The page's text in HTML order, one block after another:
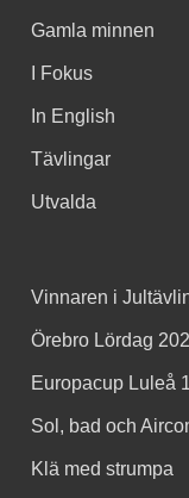
Gamla minnen
I Fokus
In English
Tävlingar
Utvalda
Vinnaren i
Örebro Lördag
Europacup Luleå
Sol, bad och
Klä med strumpa